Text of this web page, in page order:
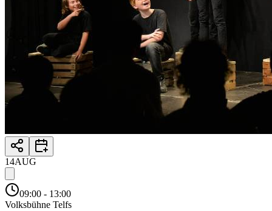
14AUG
09:00 - 13:00
Volksbühne Telfs